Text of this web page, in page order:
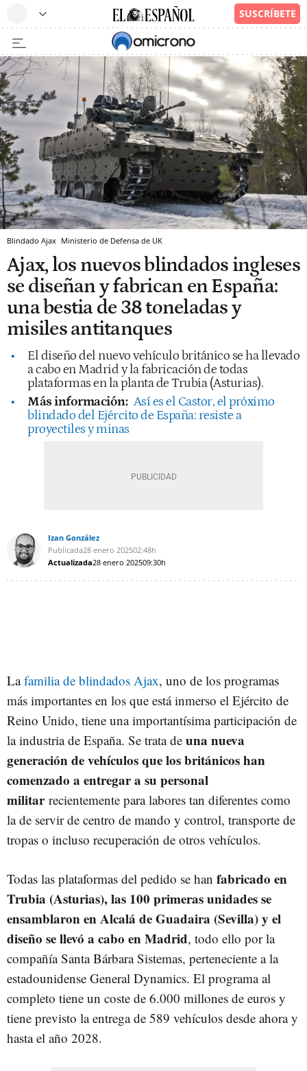
Blindado Ajax Ministerio de Defensa de UK
Ajax, los nuevos blindados ingleses
se diseñan y fabrican en España:
una bestia de 38 toneladas y
misiles antitanques
El diseño del nuevo vehículo británico se ha llevado
a cabo en Madrid y la fabricación de todas
plataformas en la planta de Trubia (Asturias).
Más información: Así es el Castor, el próximo
blindado del Ejército de España: resiste a
proyectiles y minas
Izan González
Publicada28 enero 202502:48h
Actualizada28 enero 202509:30h
Lafamilia de blindados Ajax, uno de los programas
más importantes en los que está inmerso el Ejército de
Reino Unido, tiene una importantísima participación de
la industria de España. Se trata de una nueva
generación de vehículos que los británicos han
comenzado a entregar a su personal
militar recientemente para labores tan diferentes como
la de servir de centro de mando y control, transporte de
tropas o incluso recuperación de otros vehículos.
Todas las plataformas del pedido se han fabricado en
Trubia (Asturias), las 100 primeras unidades se
ensamblaron en Alcalá de Guadaira (Sevilla) y el
diseño se llevó a cabo en Madrid, todo ello por la
compañía Santa Bárbara Sistemas, perteneciente a la
estadounidense General Dynamics. El programa al
completo tiene un coste de 6.000 millones de euros y
tiene previsto la entrega de 589 vehículos desde ahora y
hasta el año 2028.